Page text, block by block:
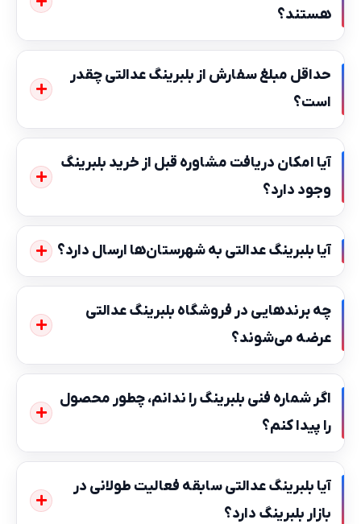
هستند؟
حداقل مبلغ سفارش از بلبرینگ عدالتی چقدر
است؟
آیا امکان دریافت مشاوره قبل از خرید بلبرینگ
وجود دارد؟
آیا بلبرینگ عدالتی به شهرستان‌ها ارسال دارد؟
چه برندهایی در فروشگاه بلبرینگ عدالتی
عرضه می‌شوند؟
اگر شماره فنی بلبرینگ را ندانم، چطور محصول
را پیدا کنم؟
آیا بلبرینگ عدالتی سابقه فعالیت طولانی در
بازار بلبرینگ دارد؟